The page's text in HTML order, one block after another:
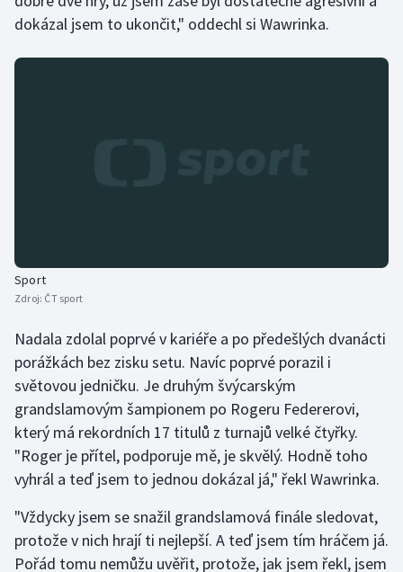
dokázal jsem to ukončit," oddechl si Wawrinka.
Sport
Zdroj: ČT sport
Nadala zdolal poprvé v kariéře a po předešlých dvanácti
porážkách bez zisku setu. Navíc poprvé porazil i
světovou jedničku. Je druhým švýcarským
grandslamovým šampionem po Rogeru Federerovi,
který má rekordních 17 titulů z turnajů velké čtyřky.
"Roger je přítel, podporuje mě, je skvělý. Hodně toho
vyhrál a teď jsem to jednou dokázal já," řekl Wawrinka.
"Vždycky jsem se snažil grandslamová finále sledovat,
protože v nich hrají ti nejlepší. A teď jsem tím hráčem já.
Pořád tomu nemůžu uvěřit, protože, jak jsem řekl, jsem